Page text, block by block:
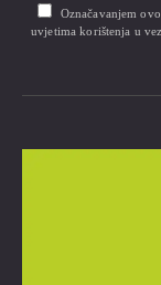
Označavanjem
uvjetima korištenja u